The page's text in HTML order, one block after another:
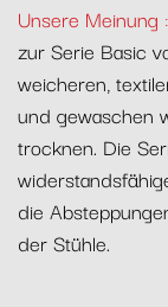
Unsere Meinung :
zur Serie Basic
weicheren,
und gewaschen
trocknen. Die
die
der Stühle.